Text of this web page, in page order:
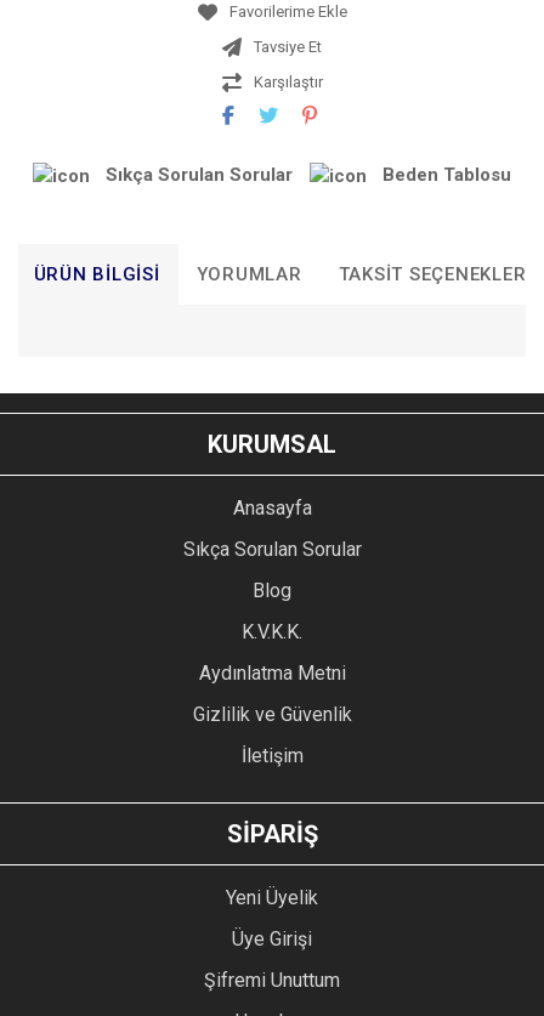
Tavsiye Et
Karşılaştır
Sıkça Sorulan Sorular Beden Tablosu
ÜRÜN BILGISI YORUMLAR TAKSIT SEÇENEKLERI
YORUM YAZ
Bu ürünün fiyat bilgisi, resim, ürün açıklamalarında ve diğer
konularda yetersiz gördüğünüz noktaları öneri formunu
kullanarak tarafımıza iletebilirsiniz.
Ürün resmi kalitesiz, bozuk veya görüntülenemiyor.
Ürün açıklamasında eksik bilgiler bulunuyor.
Ürün bilgilerinde hatalar bulunuyor.
Ürün fiyatı diğer sitelerden daha pahalı.
GÖNDER
KURUMSAL
Anasayfa
Sıkça Sorulan Sorular
Blog
K.V.K.K.
Aydınlatma Metni
Gizlilik ve Güvenlik
İletişim
SİPARİŞ
Yeni Üyelik
Üye Girişi
Şifremi Unuttum